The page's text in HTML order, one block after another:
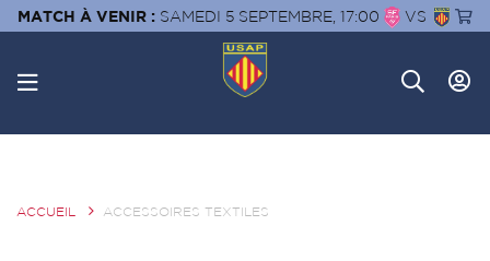
MATCH À VENIR : SAMEDI 5 SEPTEMBRE, 17:00 VS
ACCUEIL ACCESSOIRES TEXTILES